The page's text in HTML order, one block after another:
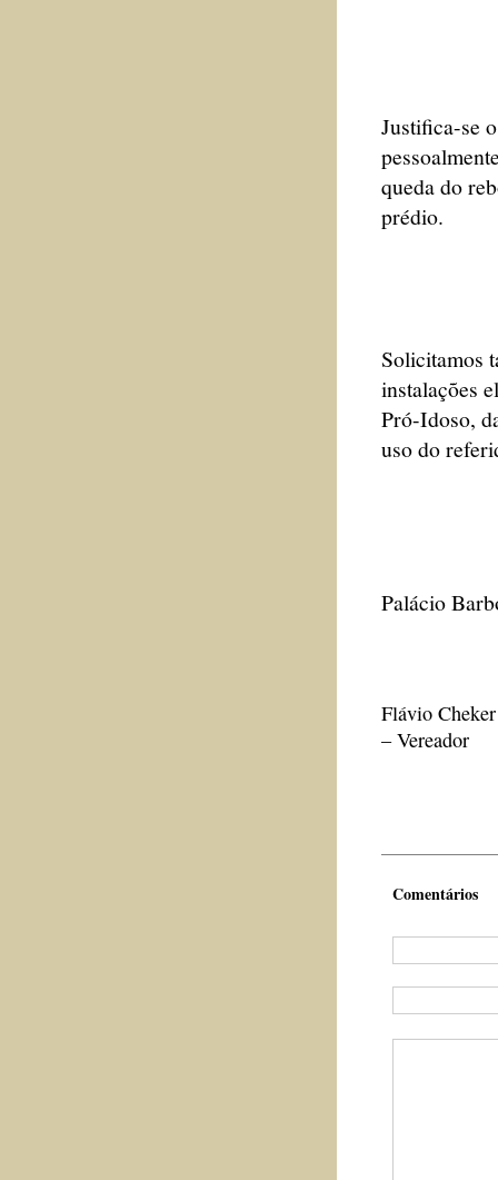
Justifica-se
queda do
prédio.
Solicitamos
instalações
Pró-Idoso,
uso do
Palácio
Flávio Cheker
– Vereador
Comentários